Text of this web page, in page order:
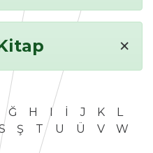
×
Ğ H I İ J K
L
Ş T U Ü V
W